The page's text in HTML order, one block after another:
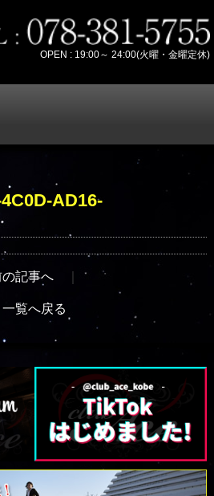
OPEN : 19:00～ 24:00(火曜・金曜定休)
AD16-
の記事へ ｜
一覧へ戻る